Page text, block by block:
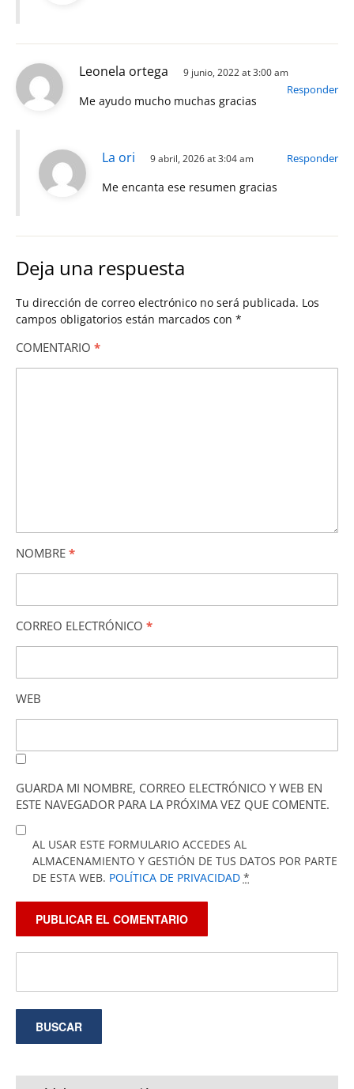
Leonela ortega 9 junio, 2022 at 3:00 am
Responder
Me ayudo mucho muchas gracias
La ori 9 abril, 2026 at 3:04 am Responder
Me encanta ese resumen gracias
Deja una respuesta
Tu dirección de correo electrónico no será publicada. Los
campos obligatorios están marcados con *
COMENTARIO *
NOMBRE *
CORREO ELECTRÓNICO *
WEB
GUARDA MI NOMBRE, CORREO ELECTRÓNICO Y WEB EN
ESTE NAVEGADOR PARA LA PRÓXIMA VEZ QUE COMENTE.
AL USAR ESTE FORMULARIO ACCEDES AL
ALMACENAMIENTO Y GESTIÓN DE TUS DATOS POR PARTE
DE ESTA WEB. POLÍTICA DE PRIVACIDAD *